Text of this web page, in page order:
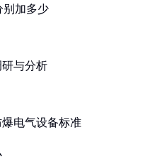
别加多少
与分析
电气设备标准